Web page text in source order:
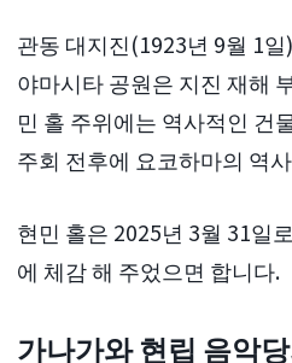
관동 대지진(1923년 9월 1
야마시타 공원은 지진 재해
민 홀 주위에는 역사적인 건
주회 전후에 요코하마의 역
현민 홀은 2025년 3월 31일
에 체감 해 주었으면 합니다.
가나가와 현립 음악